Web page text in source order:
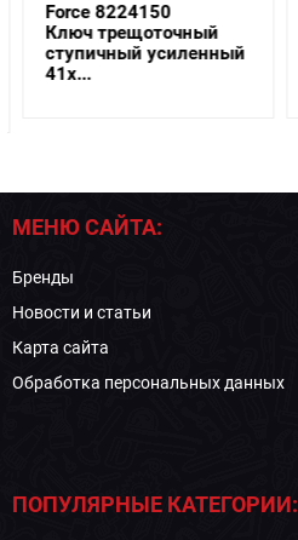
Force 8224150
Ключ трещоточный
ступичный усиленный
41x...
МЕНЮ САЙТА:
Бренды
Новости и статьи
Карта сайта
Обработка персональных данных
ПОПУЛЯРНЫЕ КАТЕГОРИИ: